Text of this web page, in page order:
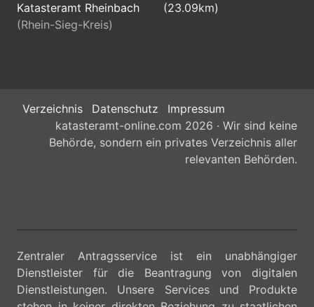
Katasteramt Rheinbach
(23.09km)
(Rhein-Sieg-Kreis)
Verzeichnis Datenschutz
Impressum
katasteramt-online.com 2026 · Wir sind keine
Behörde, sondern ein privates Verzeichnis aller
relevanten Behörden.
Zentraler Antragsservice ist ein unabhängiger
Dienstleister für die Beantragung von digitalen
Dienstleistungen. Unsere Services und Produkte